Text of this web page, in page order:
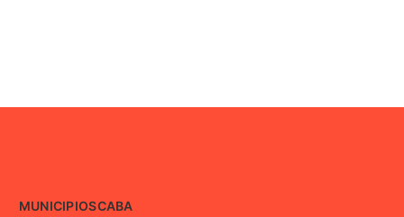
MUNICIPIOSCABA